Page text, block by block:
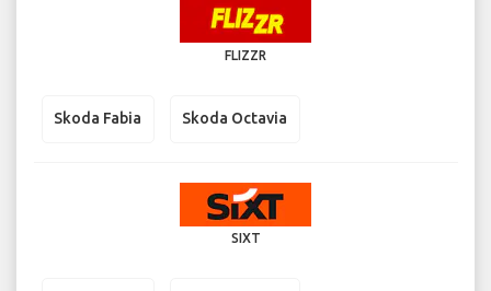
FLIZZR
Skoda Fabia Skoda Octavia
SIXT